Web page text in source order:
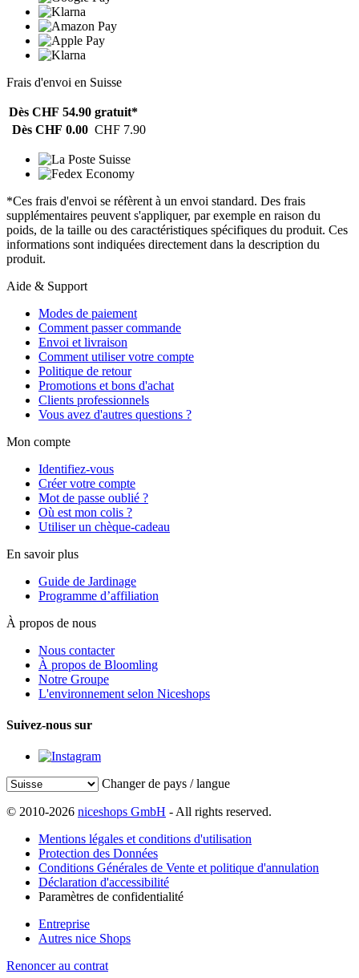
Frais d'envoi en Suisse
Dès CHF 54.90 gratuit*
Dès CHF 0.00 CHF 7.90
*Ces frais d'envoi se réfèrent à un envoi standard. Des frais
supplémentaires peuvent s'appliquer, par exemple en raison du
poids, de la taille ou des caractéristiques spécifiques du produit. Ces
informations sont indiquées directement dans la description du
produit.
Aide & Support
Modes de paiement
Comment passer commande
Envoi et livraison
Comment utiliser votre compte
Politique de retour
Promotions et bons d'achat
Clients professionnels
Vous avez d'autres questions ?
Mon compte
Identifiez-vous
Créer votre compte
Mot de passe oublié ?
Où est mon colis ?
Utiliser un chèque-cadeau
En savoir plus
Guide de Jardinage
Programme d’affiliation
À propos de nous
Nous contacter
À propos de Bloomling
Notre Groupe
L'environnement selon Niceshops
Suivez-nous sur
Changer de pays / langue
© 2010-2026 niceshops GmbH - All rights reserved.
Mentions légales et conditions d'utilisation
Protection des Données
Conditions Générales de Vente et politique d'annulation
Déclaration d'accessibilité
Paramètres de confidentialité
Entreprise
Autres nice Shops
Renoncer au contrat